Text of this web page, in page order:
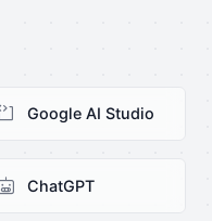
Google AI Studio
ChatGPT